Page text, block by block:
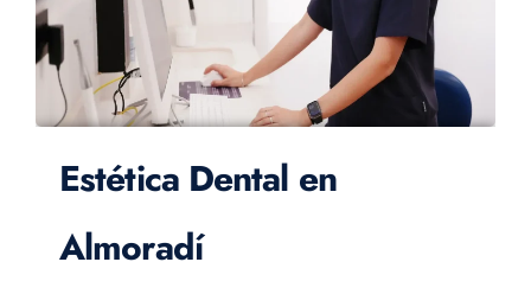
Estética Dental en
Almoradí